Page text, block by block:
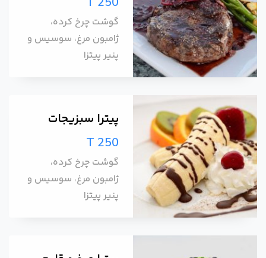
گوشت چرخ کرده،
ژامبون مرغ، سوسیس و
پنیر پیتزا
پیترا سبزیجات
T 250
گوشت چرخ کرده،
ژامبون مرغ، سوسیس و
پنیر پیتزا